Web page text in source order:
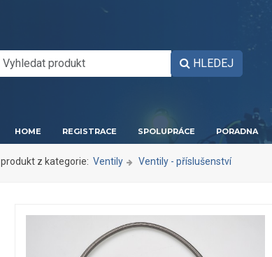
HLEDEJ
HOME REGISTRACE SPOLUPRÁCE PORADNA
produkt z kategorie: Ventily Ventily - příslušenství